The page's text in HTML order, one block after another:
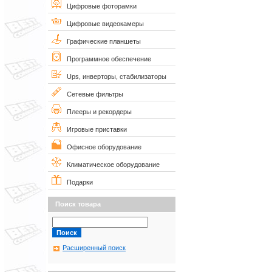
Цифровые фоторамки
Цифровые видеокамеры
Графические планшеты
Программное обеспечение
Ups, инверторы, стабилизаторы
Сетевые фильтры
Плееры и рекордеры
Игровые приставки
Офисное оборудование
Климатическое оборудование
Подарки
Поиск товара
Расширенный поиск